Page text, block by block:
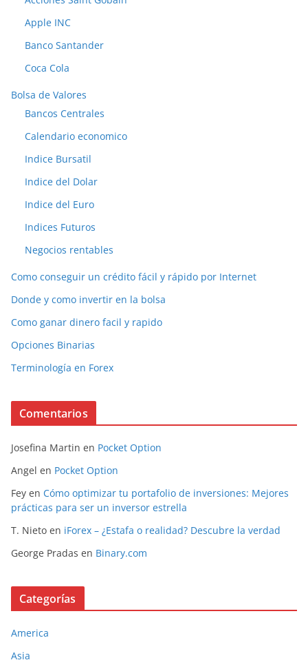
Apple INC
Banco Santander
Coca Cola
Bolsa de Valores
Bancos Centrales
Calendario economico
Indice Bursatil
Indice del Dolar
Indice del Euro
Indices Futuros
Negocios rentables
Como conseguir un crédito fácil y rápido por Internet
Donde y como invertir en la bolsa
Como ganar dinero facil y rapido
Opciones Binarias
Terminología en Forex
Comentarios
Josefina Martin en Pocket Option
Angel en Pocket Option
Fey en Cómo optimizar tu portafolio de inversiones: Mejores
prácticas para ser un inversor estrella
T. Nieto en iForex – ¿Estafa o realidad? Descubre la verdad
George Pradas en Binary.com
Categorías
America
Asia